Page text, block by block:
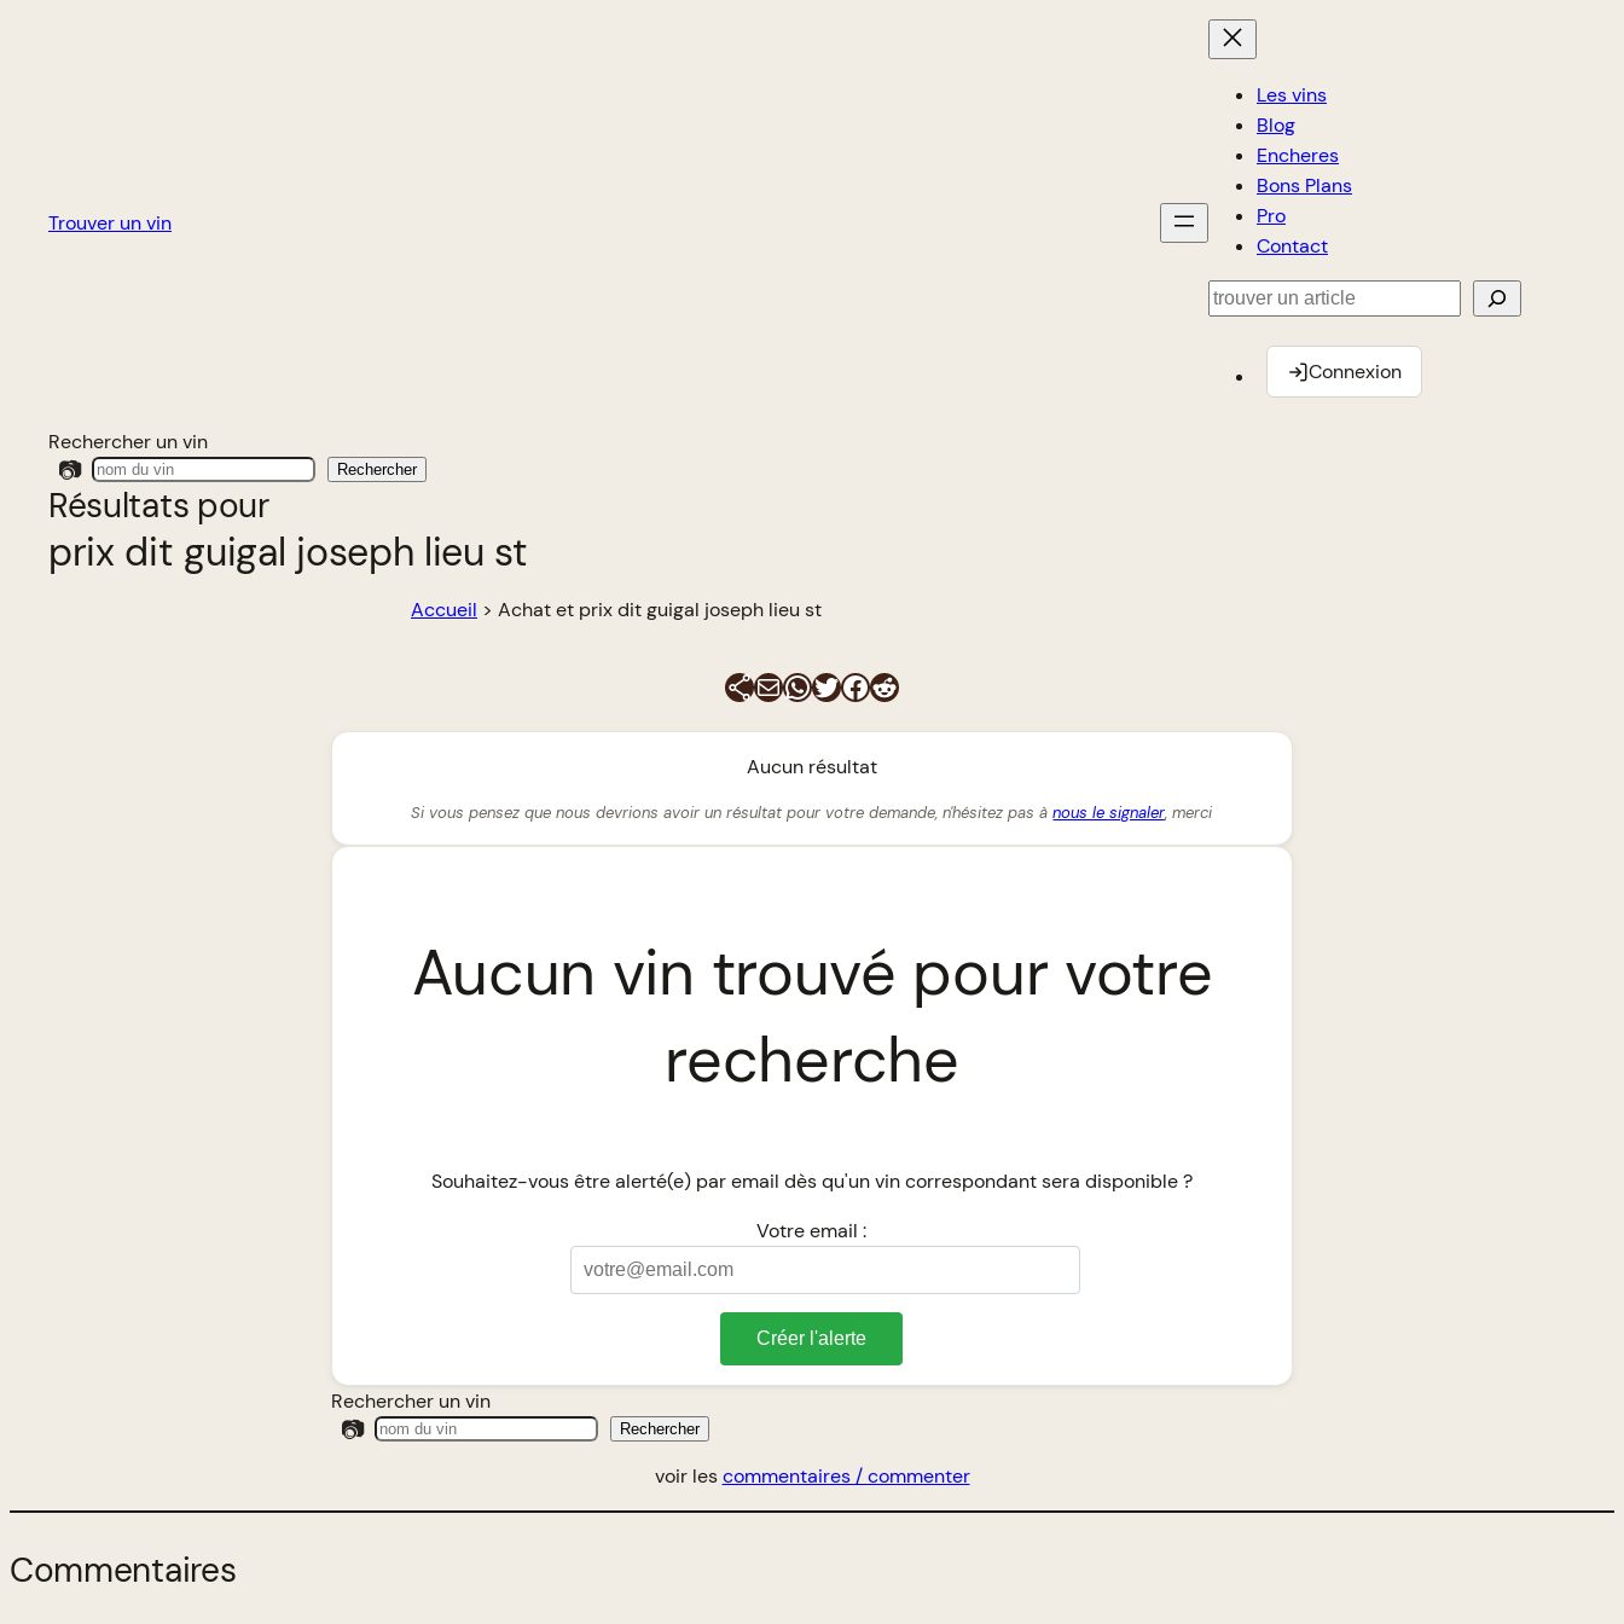
Trouver un vin
Les vins
Blog
Encheres
Bons Plans
Pro
Contact
Rechercher
Connexion
Rechercher un vin
📷 Rechercher
Résultats pour
prix dit guigal joseph lieu st
Accueil > Achat et prix dit guigal joseph lieu st
E-mailWhatsApp
Twitter
Facebook
Reddit
Aucun résultat
Si vous pensez que nous devrions avoir un résultat pour votre demande, n'hésitez pas ànous le signaler, merci
Aucun vin trouvé pour votre
recherche
Souhaitez-vous être alerté(e) par email dès qu'un vin correspondant sera disponible ?
Votre email :
Créer l'alerte
Rechercher un vin
📷 Rechercher
voir lescommentaires / commenter
Commentaires